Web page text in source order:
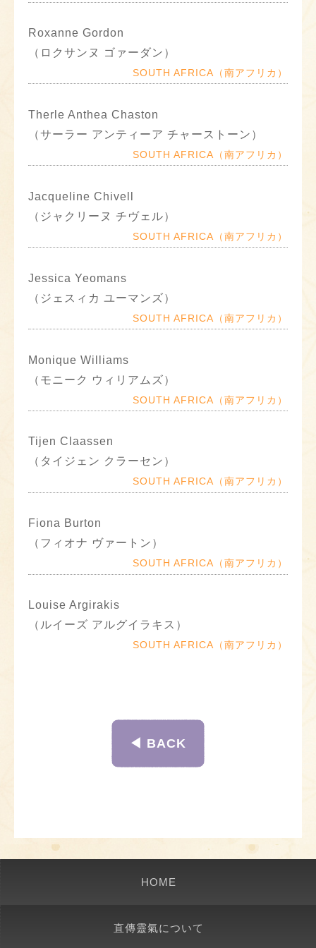
Roxanne Gordon
（ロクサンヌ ゴァーダン）
SOUTH AFRICA（南アフリカ）
Therle Anthea Chaston
（サーラー アンティーア チャーストーン）
SOUTH AFRICA（南アフリカ）
Jacqueline Chivell
（ジャクリーヌ チヴェル）
SOUTH AFRICA（南アフリカ）
Jessica Yeomans
（ジェスィカ ユーマンズ）
SOUTH AFRICA（南アフリカ）
Monique Williams
（モニーク ウィリアムズ）
SOUTH AFRICA（南アフリカ）
Tijen Claassen
（タイジェン クラーセン）
SOUTH AFRICA（南アフリカ）
Fiona Burton
（フィオナ ヴァートン）
SOUTH AFRICA（南アフリカ）
Louise Argirakis
（ルイーズ アルグイラキス）
SOUTH AFRICA（南アフリカ）
◀︎ BACK
HOME
直傳靈氣について